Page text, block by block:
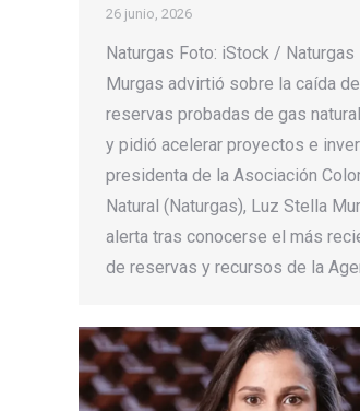
26 junio, 2026
Naturgas Foto: iStock /
Murgas advirtió sobre la caída
reservas probadas de gas
y pidió acelerar proyectos e
presidenta de la Asociación
Natural (Naturgas), Luz Stella
alerta tras conocerse el más
de reservas y recursos de la